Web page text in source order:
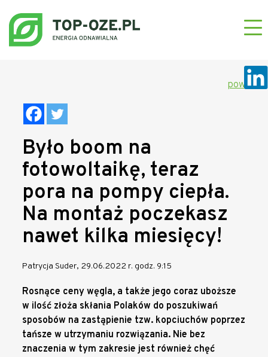
powrót
Było boom na
fotowoltaikę, teraz
pora na pompy ciepła.
Na montaż poczekasz
nawet kilka miesięcy!
Patrycja Suder, 29.06.2022 r. godz. 9:15
Rosnące ceny węgla, a także jego coraz uboższe
w ilość złoża skłania Polaków do poszukiwań
sposobów na zastąpienie tzw. kopciuchów poprzez
tańsze w utrzymaniu rozwiązania. Nie bez
znaczenia w tym zakresie jest również chęć